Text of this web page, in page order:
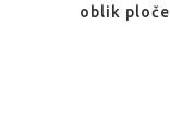
oblik ploče